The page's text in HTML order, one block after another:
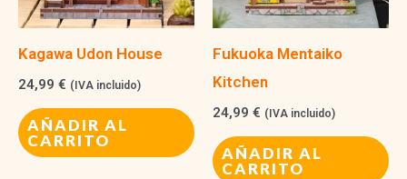
Kagawa Udon House
24,99 € (IVA incluido)
AÑADIR AL
CARRITO
Fukuoka Mentaiko
Kitchen
24,99 € (IVA incluido)
AÑADIR AL
CARRITO